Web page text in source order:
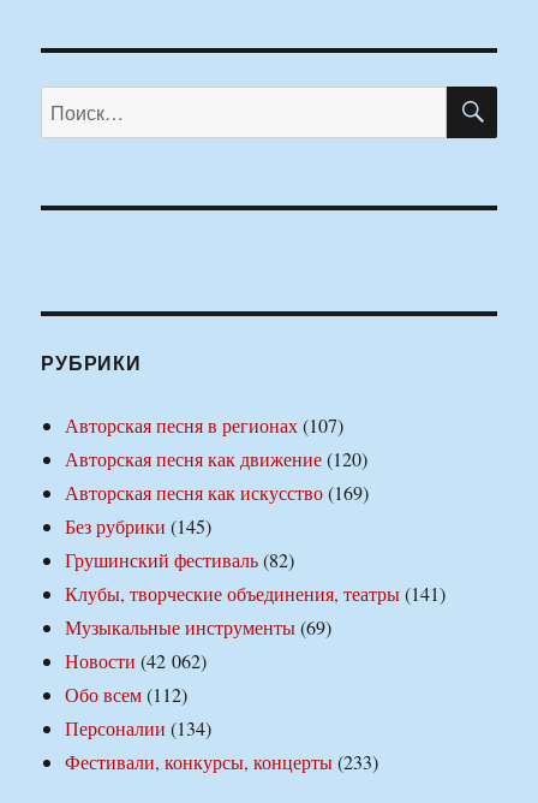
Искать:
РУБРИКИ
Авторская песня в регионах(107)
Авторская песня как движение(120)
Авторская песня как искусство(169)
Без рубрики (145)
Грушинский фестиваль(82)
Клубы, творческие объединения, театры(141)
Музыкальные инструменты(69)
Новости (42 062)
Обо всем(112)
Персоналии (134)
Фестивали, конкурсы, концерты(233)